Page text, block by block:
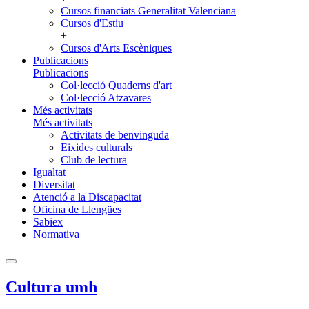
Cursos financiats Generalitat Valenciana
Cursos d'Estiu
+
Cursos d'Arts Escèniques
Publicacions
Publicacions
Col·lecció Quaderns d'art
Col·lecció Atzavares
Més activitats
Més activitats
Activitats de benvinguda
Eixides culturals
Club de lectura
Igualtat
Diversitat
Atenció a la Discapacitat
Oficina de Llengües
Sabiex
Normativa
Cultura umh